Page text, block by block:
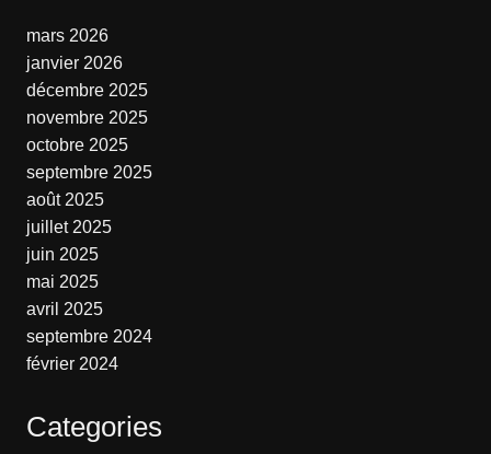
mars 2026
janvier 2026
décembre 2025
novembre 2025
octobre 2025
septembre 2025
août 2025
juillet 2025
juin 2025
mai 2025
avril 2025
septembre 2024
février 2024
Categories